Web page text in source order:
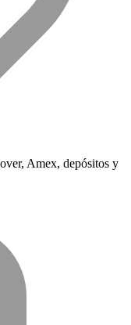
Amex, depósitos y